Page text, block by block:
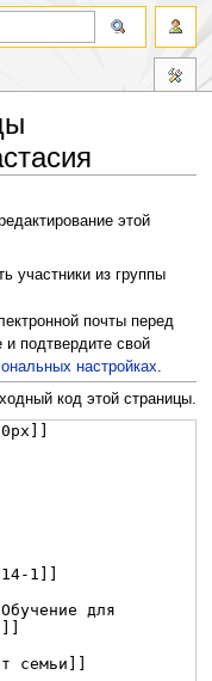
этой
участники из группы
почты перед
и подтвердите свой
настройках
код этой страницы.